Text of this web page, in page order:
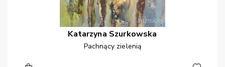
Katarzyna Szurkowska
Pachnący zielenią